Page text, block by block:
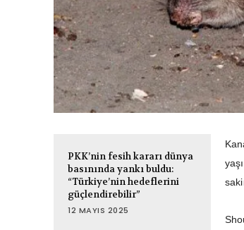
PKK’nin fesih kararı dünya
basınında yankı buldu:
“Türkiye’nin hedeflerini
güçlendirebilir”
12 MAYIS 2025